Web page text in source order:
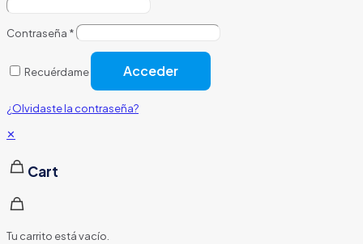
Contraseña *
Recuérdame Acceder
¿Olvidaste la contraseña?
✕
Cart
Tu carrito está vacío.